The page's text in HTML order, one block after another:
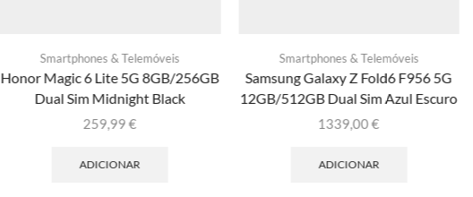
Smartphones & Telemóveis
Honor Magic 6 Lite 5G 8GB/256GB
Dual Sim Midnight Black
259,99€
ADICIONAR
Smartphones & Telemóveis
Samsung Galaxy Z Fold6 F956 5G
12GB/512GB Dual Sim Azul Escuro
1339,00€
ADICIONAR